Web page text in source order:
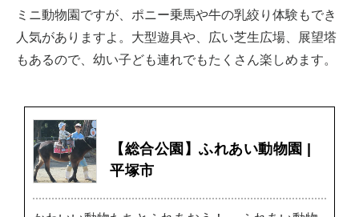
ミニ動物園ですが、ポニー乗馬や牛の乳絞り体験もでき
人気がありますよ。大型遊具や、広い芝生広場、展望塔
もあるので、幼い子ども連れでもたくさん楽しめます。
【総合公園】ふれあい動物園 |
平塚市